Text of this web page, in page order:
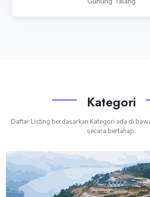
Kategori
Daftar Listing berdasarkan Kategori ada di
secara bertahap.